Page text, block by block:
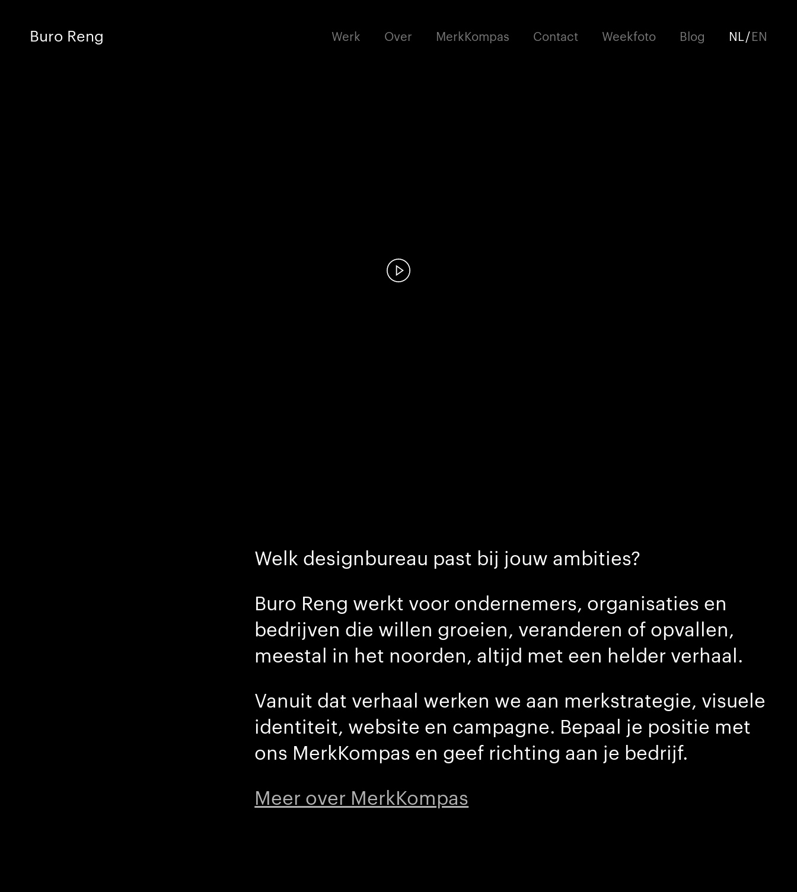
Buro Reng Werk Over MerkKompas Contact Weekfoto Blog NL/EN
Welk designbureau past bij jouw ambities?
Buro Reng werkt voor ondernemers, organisaties en
bedrijven die willen groeien, veranderen of opvallen,
meestal in het noorden, altijd met een helder verhaal.
Vanuit dat verhaal werken we aan merkstrategie, visuele
identiteit, website en campagne. Bepaal je positie met
ons MerkKompas en geef richting aan je bedrijf.
Meer over MerkKompas